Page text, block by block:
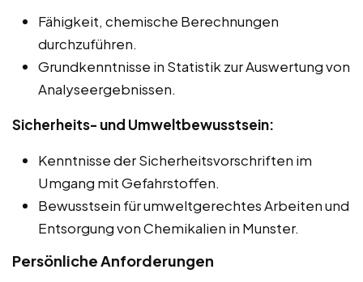
Fähigkeit, chemische Berechnungen
durchzuführen.
Grundkenntnisse in Statistik zur Auswertung von
Analyseergebnissen.
Sicherheits- und Umweltbewusstsein:
Kenntnisse der Sicherheitsvorschriften im
Umgang mit Gefahrstoffen.
Bewusstsein für umweltgerechtes Arbeiten und
Entsorgung von Chemikalien in Munster.
Persönliche Anforderungen